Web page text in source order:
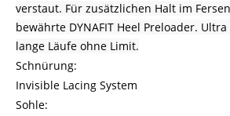
verstaut. Für zusätzlichen Halt im
bewährte DYNAFIT Heel Preloader.
lange Läufe ohne Limit.
Schnürung:
Invisible Lacing System
Sohle: